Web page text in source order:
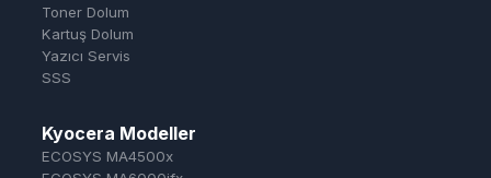
Toner Dolum
Kartuş Dolum
Yazıcı Servis
SSS
Kyocera Modeller
ECOSYS MA4500x